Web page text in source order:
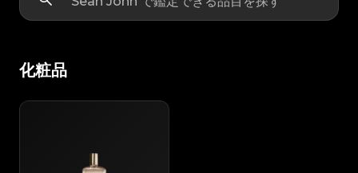
化粧品